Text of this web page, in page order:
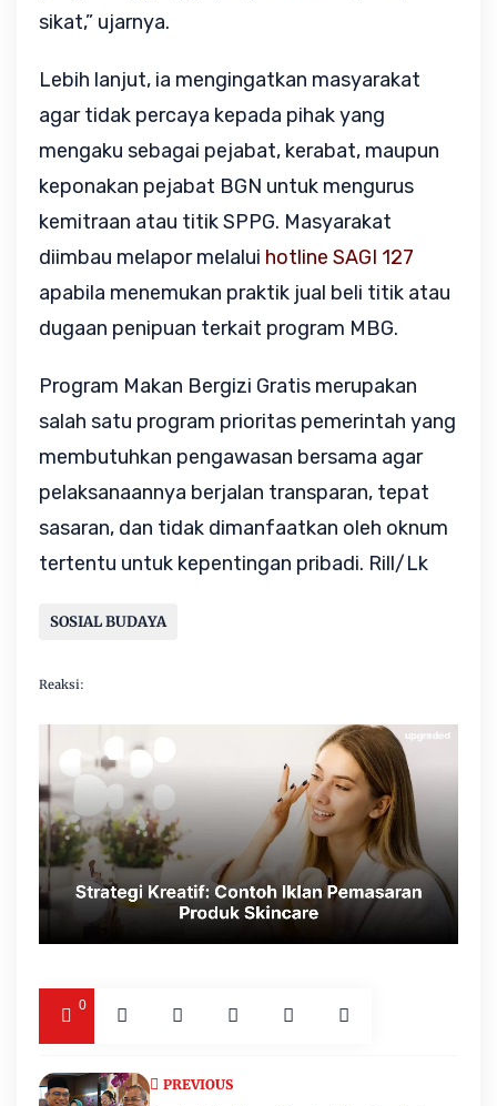
sikat,” ujarnya.
Lebih lanjut, ia mengingatkan masyarakat
agar tidak percaya kepada pihak yang
mengaku sebagai pejabat, kerabat, maupun
keponakan pejabat BGN untuk mengurus
kemitraan atau titik SPPG. Masyarakat
diimbau melapor melalui hotline SAGI 127
apabila menemukan praktik jual beli titik atau
dugaan penipuan terkait program MBG.
Program Makan Bergizi Gratis merupakan
salah satu program prioritas pemerintah yang
membutuhkan pengawasan bersama agar
pelaksanaannya berjalan transparan, tepat
sasaran, dan tidak dimanfaatkan oleh oknum
tertentu untuk kepentingan pribadi. Rill/Lk
SOSIAL BUDAYA
Reaksi:
0
PREVIOUS